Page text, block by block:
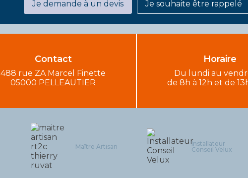
Je demande à un devis Je souhaite être rappelé
Contact
488 rue ZA Marcel Finette
05000 PELLEAUTIER
Horaire
Du lundi au
de 8h à 12h et de
Maître Artisan
Installateur
Conseil Velux